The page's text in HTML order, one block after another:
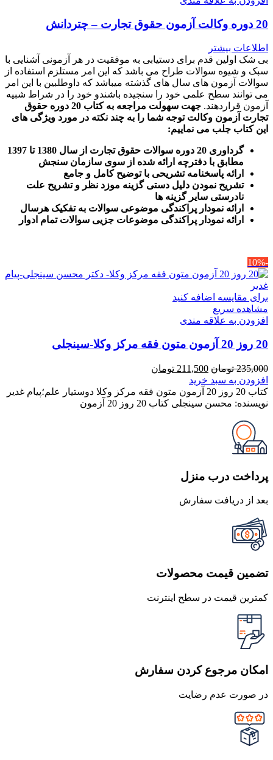
20 دوره وکالت آزمون حقوق تجارت – چتردانش
اطلاعات بیشتر
بی شک اولین قدم برای دستیابی به موفقیت در هر آزمونی آشنایی با
سبک و شیوه سوالات طراح می باشد که این امر مستلزم استفاده از
سوالات آزمون های سال های گذشته میباشد که داوطلبین با این امر
می توانند سطح علمی خود را سنجیده باشندو خود را در شراط شبیه
آزمون قراردهند.
جهت سهولت مراجعه به کتاب 20 دوره حقوق
تجارت آزمون وکالت توجه شما را به چند نکته در مورد ویژگی های
این کتاب جلب می نماییم:
گرداوری 20 دوره سوالات حقوق تجارت از سال 1380 تا 1397
مطابق با دفترچه ارائه شده از سوی سازمان سنجش
ارائه پاسخنامه تشریحی با توضیح کامل و جامع
تشریح نمودن دلیل دستی گزینه موزد نظر و تشریح علت
نادرستی سایر گزینه ها
ارائه نمودار پراکندگی موضوعی سوالات به تفکیک هرسال
رائه نمودار پراکندگی موضوعات جزیی سوالات تمام ادوار
-10%
برای مقایسه اضافه کنید
مشاهده سریع
افزودن به علاقه مندی
20 روز 20 آزمون متون فقه مرکز وکلا-سینجلی
235,000 تومان قیمت
اصلی
235,000 تومان
بود.
211,500 تومان
211,500 تومان
است.
افزودن به سبد خرید
کتاب 20 روز 20 آزمون متون فقه مرکز وکلا دوستیار علم؛پیام غدیر
نویسنده: محسن سینجلی کتاب 20 روز 20 آزمون
پرداخت درب منزل
بعد از دریافت سفارش
تضمین قیمت محصولات
کمترین قیمت در سطح اینترنت
امکان مرجوع کردن سفارش
در صورت عدم رضایت